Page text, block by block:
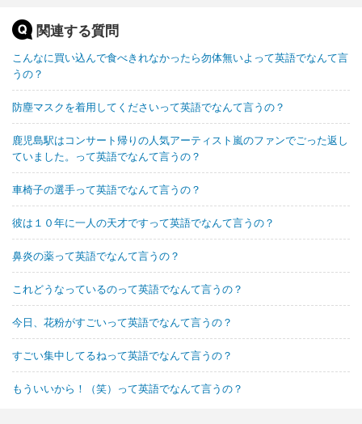
関連する質問
こんなに買い込んで食べきれなかったら勿体無いよって英語でなんて言
うの？
防塵マスクを着用してくださいって英語でなんて言うの？
鹿児島駅はコンサート帰りの人気アーティスト嵐のファンでごった返し
ていました。って英語でなんて言うの？
車椅子の選手って英語でなんて言うの？
彼は１０年に一人の天才ですって英語でなんて言うの？
鼻炎の薬って英語でなんて言うの？
これどうなっているのって英語でなんて言うの？
今日、花粉がすごいって英語でなんて言うの？
すごい集中してるねって英語でなんて言うの？
もういいから！（笑）って英語でなんて言うの？